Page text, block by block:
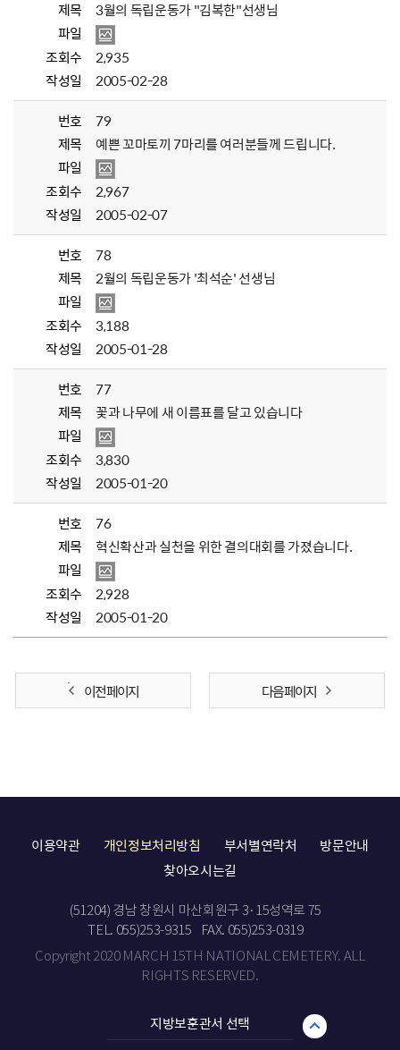
제목
3월의 독립운동가 "김복한"선생님
파일
조회수
2,935
작성일
2005-02-28
번호
79
제목
예쁜 꼬마토끼 7마리를 여러분들께 드립니다.
파일
조회수
2,967
작성일
2005-02-07
번호
78
제목
2월의 독립운동가 '최석순' 선생님
파일
조회수
3,188
작성일
2005-01-28
번호
77
제목
꽃과 나무에 새 이름표를 달고 있습니다
파일
조회수
3,830
작성일
2005-01-20
번호
76
제목
혁신확산과 실천을 위한 결의대회를 가졌습니다.
파일
조회수
2,928
작성일
2005-01-20
이전 페이지 다음 페이지
이용약관 개인정보처리방침 부서별연락처
방문안내
찾아오시는길
(51204) 경남 창원시 마산회원구 3·15성역로 75
TEL. 055)253-9315
FAX. 055)253-0319
Copyright 2020 MARCH 15TH NATIONAL CEMETERY. ALL
RIGHTS RESERVED.
지방보훈관서 선택